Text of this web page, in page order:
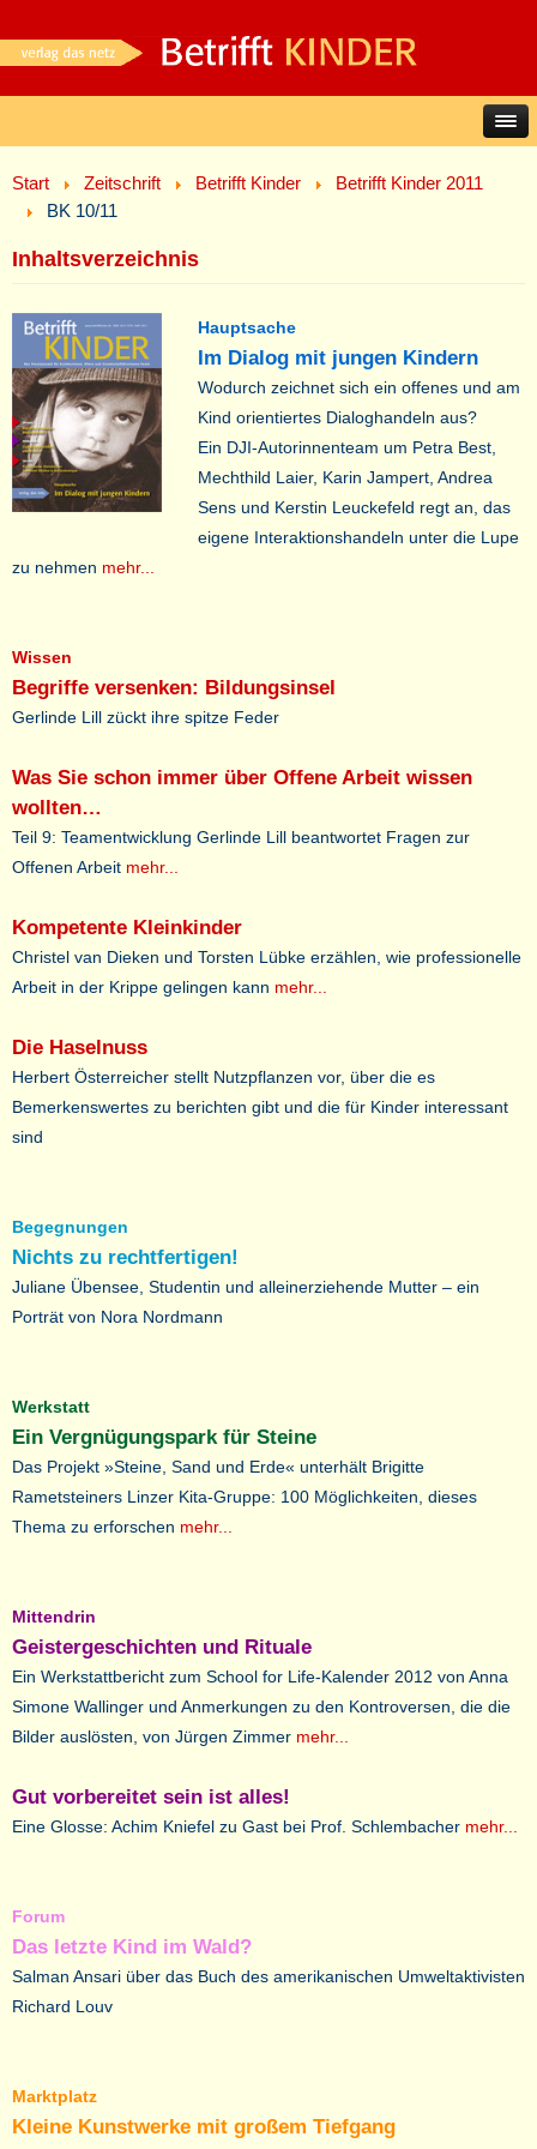
Start Zeitschrift Betrifft Kinder
Betrifft Kinder 2011
BK 10/11
Inhaltsverzeichnis
Hauptsache
Im Dialog mit jungen Kindern
Wodurch zeichnet sich ein offenes und am
Kind orientiertes Dialoghandeln aus?
Ein DJI-Autorinnenteam um Petra Best,
Mechthild Laier, Karin Jampert, Andrea
Sens und Kerstin Leuckefeld regt an, das
eigene Interaktionshandeln unter die Lupe
zu nehmen mehr...
Wissen
Begriffe versenken: Bildungsinsel
Gerlinde Lill zückt ihre spitze Feder
Was Sie schon immer über Offene Arbeit wissen
wollten…
Teil 9: Teamentwicklung Gerlinde Lill beantwortet Fragen zur
Offenen Arbeit mehr...
Kompetente Kleinkinder
Christel van Dieken und Torsten Lübke erzählen, wie professionelle
Arbeit in der Krippe gelingen kann mehr...
Die Haselnuss
Herbert Österreicher stellt Nutzpflanzen vor, über die es
Bemerkenswertes zu berichten gibt und die für Kinder interessant
sind
Begegnungen
Nichts zu rechtfertigen!
Juliane Übensee, Studentin und alleinerziehende Mutter – ein
Porträt von Nora Nordmann
Werkstatt
Ein Vergnügungspark für Steine
Das Projekt »Steine, Sand und Erde« unterhält Brigitte
Rametsteiners Linzer Kita-Gruppe: 100 Möglichkeiten, dieses
Thema zu erforschen mehr...
Mittendrin
Geistergeschichten und Rituale
Ein Werkstattbericht zum School for Life-Kalender 2012 von Anna
Simone Wallinger und Anmerkungen zu den Kontroversen, die die
Bilder auslösten, von Jürgen Zimmer mehr...
Gut vorbereitet sein ist alles!
Eine Glosse: Achim Kniefel zu Gast bei Prof. Schlembacher mehr...
Forum
Das letzte Kind im Wald?
Salman Ansari über das Buch des amerikanischen Umweltaktivisten
Richard Louv
Marktplatz
Kleine Kunstwerke mit großem Tiefgang